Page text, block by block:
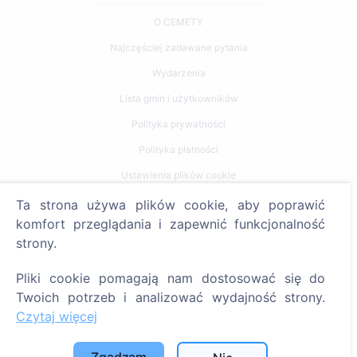
O CEMETY
Najczęściej zadawane pytania
Wydarzenia
Lista gmin i użytkowników
Polityka prywatności
Polityka płatności
Ustawienia plików cookie
Szukaj
Usługi
Kontakty
Ta strona używa plików cookie, aby poprawić
komfort przeglądania i zapewnić funkcjonalność
strony.
Pliki cookie pomagają nam dostosować się do
Twoich potrzeb i analizować wydajność strony.
Czytaj więcej